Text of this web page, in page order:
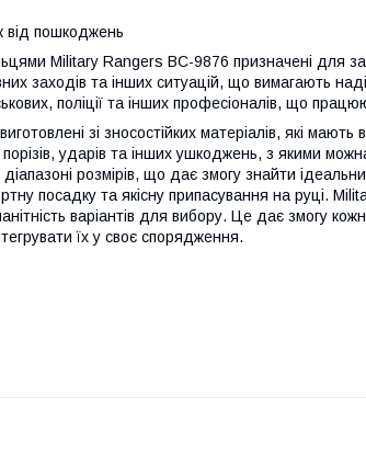
від пошкоджень
Military Rangers BC-9876 призначені для
заходів та інших ситуацій, що вимагають
поліції та інших професіоналів, що
зі зносостійких матеріалів, які мають
ударів та інших ушкоджень, з якими
розмірів, що дає змогу знайти
посадку та якісну припасування на руці.
варіантів для вибору. Це дає змогу
їх у своє спорядження.